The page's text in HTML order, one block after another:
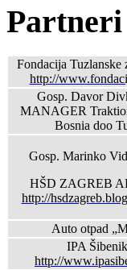
Fondacija Tuzlanske
http://
Gosp. Davor
MANAGER
Bosnia doo
Gosp. Marinko
HŠD ZAGREB
http://
Auto otpad
IPA
http://